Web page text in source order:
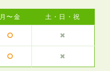
月〜金 土・日・祝